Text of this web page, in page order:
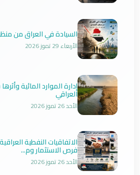
السيادة في العراق من
الأربعاء 29 تموز 2026
إدارة الموارد المائية
العراقي
الأحد 26 تموز 2026
الاتفاقيات النفطية
فرص الاستثمار وم...
الأحد 26 تموز 2026